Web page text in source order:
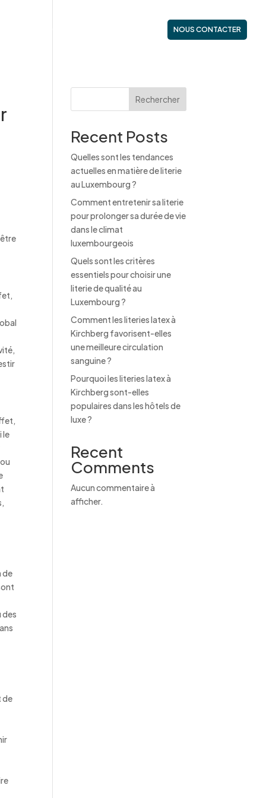
NOUS CONTACTER
le
de
des
de
Rechercher
Recent Posts
Quelles sont les tendances
actuelles en matière de literie
au Luxembourg ?
Comment entretenir sa literie
pour prolonger sa durée de vie
dans le climat
luxembourgeois
Quels sont les critères
essentiels pour choisir une
literie de qualité au
Luxembourg ?
Comment les literies latex à
Kirchberg favorisent-elles
une meilleure circulation
sanguine ?
Pourquoi les literies latex à
Kirchberg sont-elles
populaires dans les hôtels de
luxe ?
Recent
Comments
Aucun commentaire à
afficher.